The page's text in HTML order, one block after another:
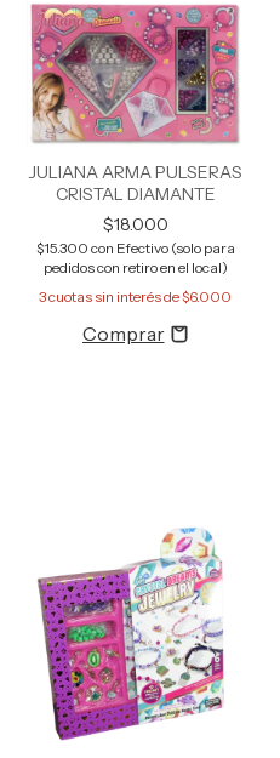
JULIANA ARMA PULSERAS
CRISTAL DIAMANTE
$18.000
$15.300 con Efectivo (solo para
pedidos con retiro en el local)
3cuotas sin interés de$6.000